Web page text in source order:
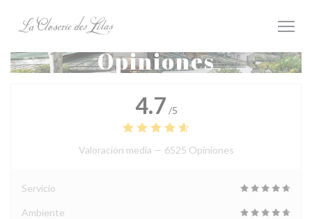
Opiniones
4.7 /5
Valoración media — 6525 Opiniones
Servicio
Ambiente